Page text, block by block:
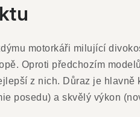
motorkáři milující
Oproti předchozím
z nich. Důraz je hlavně
posedu) a skvělý výkon